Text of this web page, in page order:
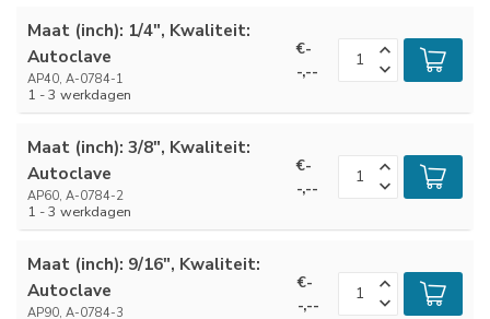
Maat (inch): 1/4", Kwaliteit:
Autoclave
AP40, A-0784-1
1 - 3 werkdagen
€-
-,--
Maat (inch): 3/8", Kwaliteit:
Autoclave
AP60, A-0784-2
1 - 3 werkdagen
€-
-,--
Maat (inch): 9/16", Kwaliteit:
Autoclave
AP90, A-0784-3
€-
-,--